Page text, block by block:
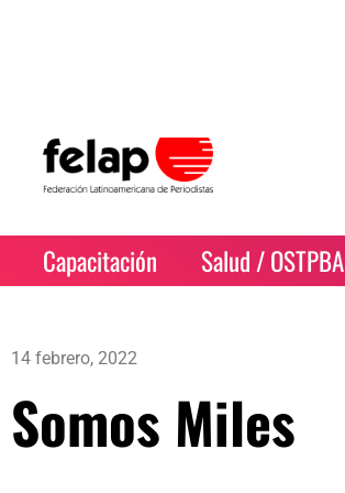
Capacitación Salud / OSTPBA
14 febrero, 2022
Somos Miles